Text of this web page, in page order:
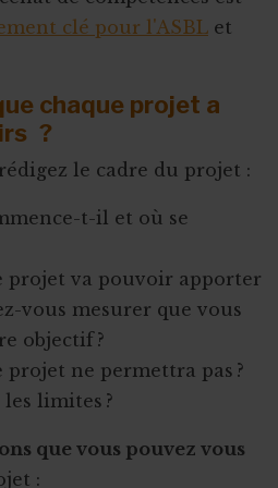
voituresclé pour l'ASBL et
chaque projet a
?
le cadre du projet :
t-il et où se
projet va pouvoir apporter
vous mesurer que vous
objectif ?
projet ne permettra pas ?
limites ?
que vous pouvez vous
: